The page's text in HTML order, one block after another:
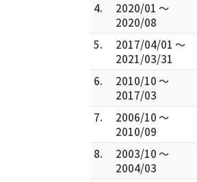
4.
2020/01 ～
2020/08
5.
2017/04/01 ～
2021/03/31
6.
2010/10 ～
2017/03
7.
2006/10 ～
2010/09
8.
2003/10 ～
2004/03